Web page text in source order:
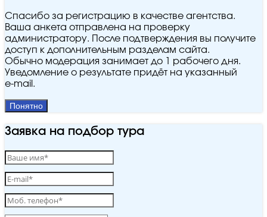
Спасибо за регистрацию в качестве агентства.
Ваша анкета отправлена на проверку
администратору. После подтверждения вы получите
доступ к дополнительным разделам сайта.
Обычно модерация занимает до 1 рабочего дня.
Уведомление о результате придёт на указанный
e‑mail.
Понятно
Заявка на подбор тура